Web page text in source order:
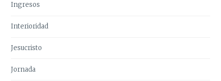
Ingresos
Interioridad
Jesucristo
Jornada